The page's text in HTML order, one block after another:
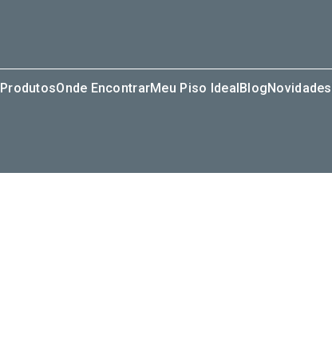
ProdutosOnde EncontrarMeu Piso IdealBlogNovidades